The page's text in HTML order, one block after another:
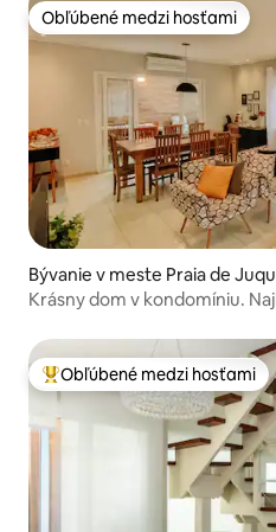
Obľúbené medzi hosťami
Obľúbené medzi hosťami
Bývanie v meste Praia de
Krásny dom v kondomíniu.
Najobľúbenejšie medzi
Obľúbené medzi hosťami